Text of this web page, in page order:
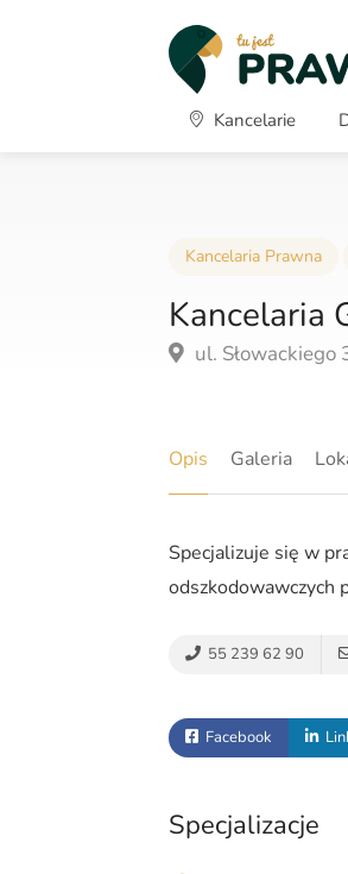
Kancelarie
Kancelaria Prawna
Kancelaria
ul. Słowackiego
Opis Galeria
Specjalizuje się w
odszkodowawczych
55 239 62 90
Facebook
Specjalizacje